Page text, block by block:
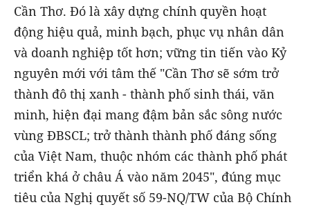
Cần Thơ. Đó là xây dựng chính quyền hoạt
động hiệu quả, minh bạch, phục vụ nhân dân
và doanh nghiệp tốt hơn; vững tin tiến vào Kỷ
nguyên mới với tâm thế "Cần Thơ sẽ sớm trở
thành đô thị xanh - thành phố sinh thái, văn
minh, hiện đại mang đậm bản sắc sông nước
vùng ĐBSCL; trở thành thành phố đáng sống
của Việt Nam, thuộc nhóm các thành phố phát
triển khá ở châu Á vào năm 2045", đúng mục
tiêu của Nghị quyết số 59-NQ/TW của Bộ Chính